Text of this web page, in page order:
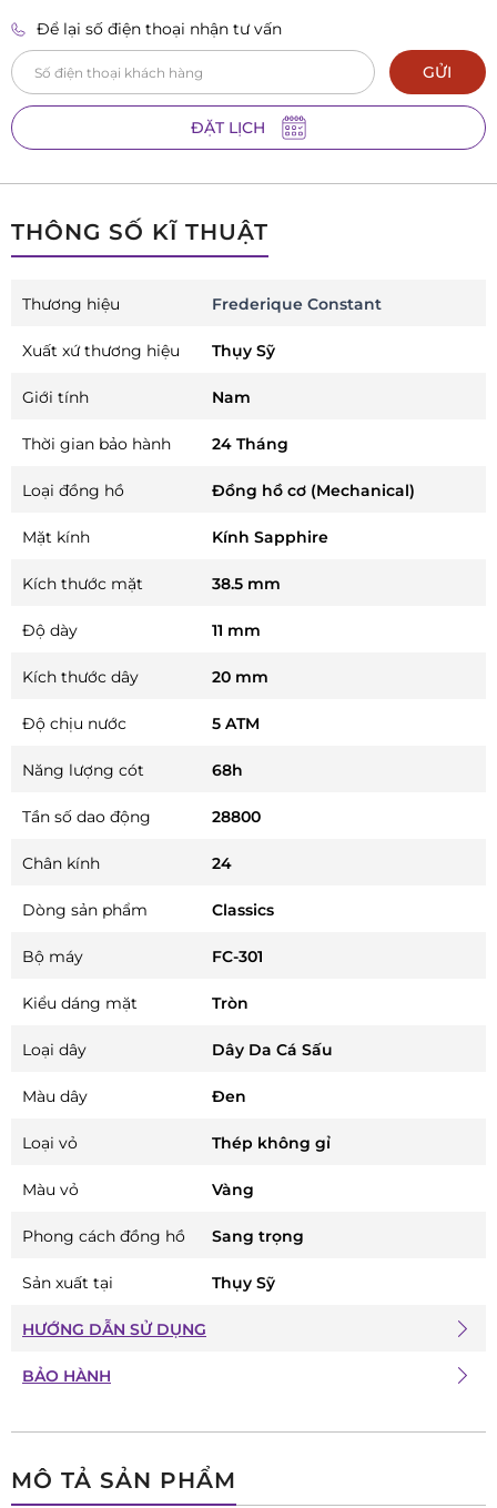
Để lại số điện thoại nhận tư vấn
GỬI
ĐẶT LỊCH
MÔ TẢ SẢN PHẨM
THÔNG SỐ KĨ THUẬT
Thương hiệu Frederique Constant
Xuất xứ thương hiệu Thụy Sỹ
Giới tính Nam
Thời gian bảo hành 24 Tháng
Loại đồng hồ Đồng hồ cơ (Mechanical)
Mặt kính Kính Sapphire
Kích thước mặt 38.5 mm
Độ dày 11 mm
Kích thước dây 20 mm
Độ chịu nước 5 ATM
Năng lượng cót 68h
Tần số dao động 28800
Chân kính 24
Dòng sản phẩm Classics
Bộ máy FC-301
Kiểu dáng mặt Tròn
Loại dây Dây Da Cá Sấu
Màu dây Đen
Loại vỏ Thép không gỉ
Màu vỏ Vàng
Phong cách đồng hồ Sang trọng
Sản xuất tại Thụy Sỹ
HƯỚNG DẪN SỬ DỤNG
BẢO HÀNH